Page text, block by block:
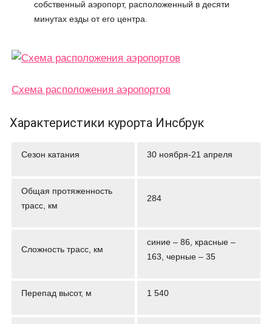
собственный аэропорт, расположенный в десяти
минутах езды от его центра.
Схема расположения аэропортов
Характеристики курорта Инсбрук
Сезон катания 30 ноября-21 апреля
Общая протяженность
трасс, км
284
Сложность трасс, км
синие – 86, красные –
163, черные – 35
Перепад высот, м 1 540